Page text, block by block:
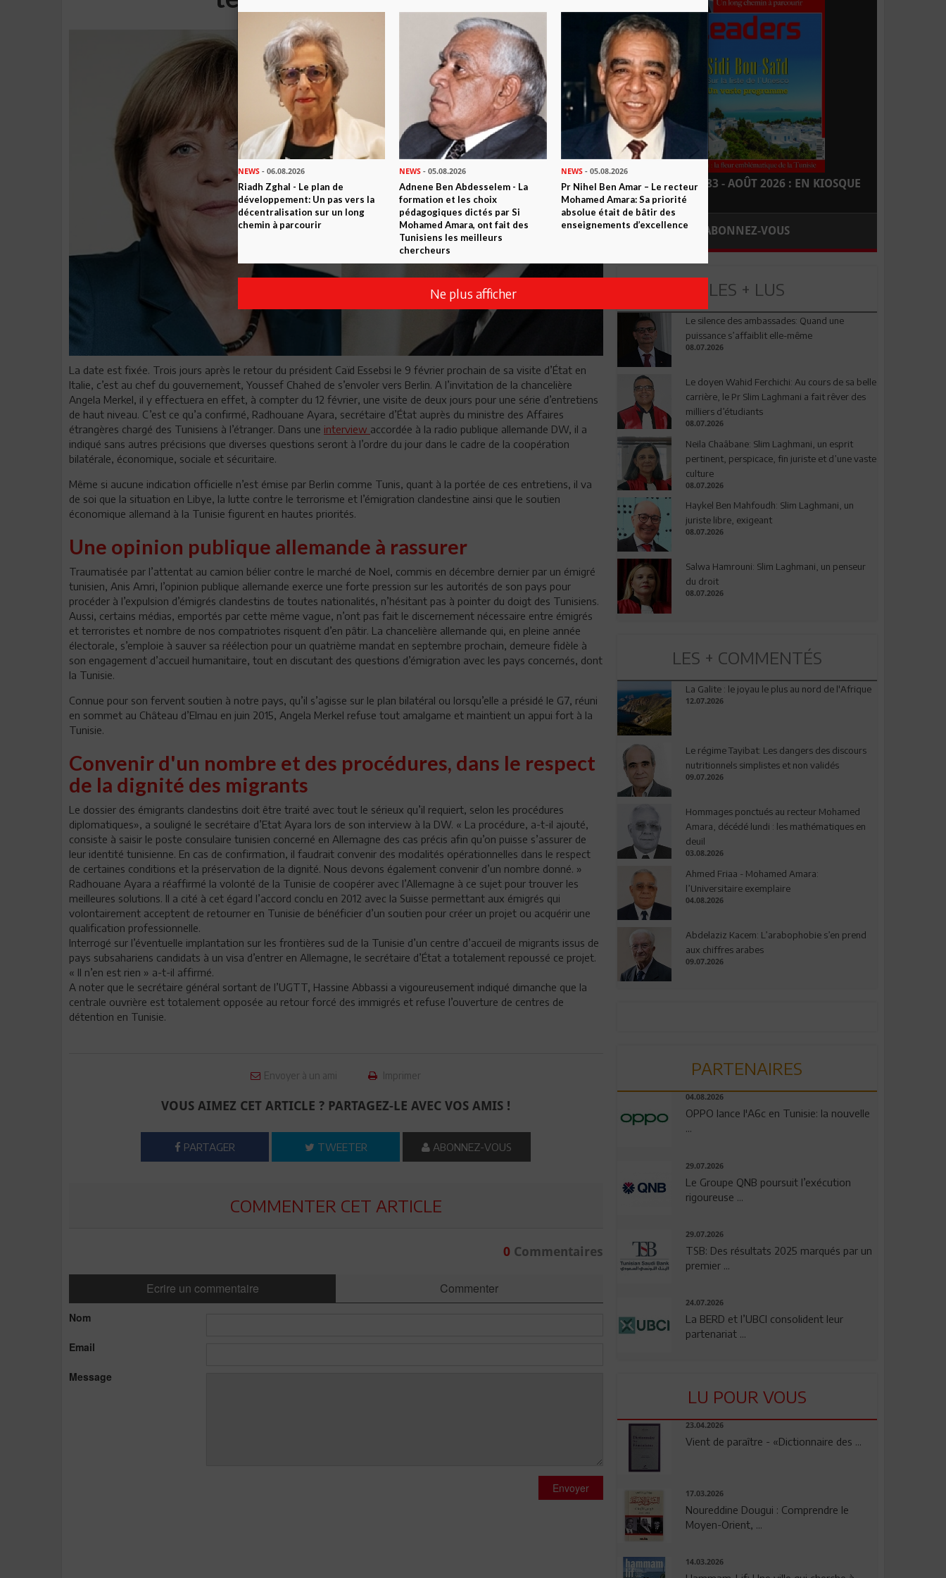
La date est fixée. Trois jours après le retour du président Caïd Essebsi le 9 février prochain de sa visite d’État en
Italie, c’est au chef du gouvernement, Youssef Chahed de s’envoler vers Berlin. A l’invitation de la chancelière
Angela Merkel, il y effectuera en effet, à compter du 12 février, une visite de deux jours pour une série d’entretiens
de haut niveau. C’est ce qu’a confirmé, Radhouane Ayara, secrétaire d’État auprès du ministre des Affaires
étrangères chargé des Tunisiens à l’étranger. Dans une interview accordée à la radio publique allemande DW, il a
indiqué sans autres précisions que diverses questions seront à l’ordre du jour dans le cadre de la coopération
bilatérale, économique, sociale et sécuritaire.
Même si aucune indication officielle n’est émise par Berlin comme Tunis, quant à la portée de ces entretiens, il va
de soi que la situation en Libye, la lutte contre le terrorisme et l’émigration clandestine ainsi que le soutien
économique allemand à la Tunisie figurent en hautes priorités.
Une opinion publique allemande à rassurer
Traumatisée par l’attentat au camion bélier contre le marché de Noel, commis en décembre dernier par un émigré
tunisien, Anis Amri, l’opinion publique allemande exerce une forte pression sur les autorités de son pays pour
procéder à l’expulsion d’émigrés clandestins de toutes nationalités, n’hésitant pas à pointer du doigt des Tunisiens.
Aussi, certains médias, emportés par cette même vague, n’ont pas fait le discernement nécessaire entre émigrés
et terroristes et nombre de nos compatriotes risquent d’en pâtir. La chancelière allemande qui, en pleine année
électorale, s’emploie à sauver sa réélection pour un quatrième mandat en septembre prochain, demeure fidèle à
son engagement d’accueil humanitaire, tout en discutant des questions d’émigration avec les pays concernés, dont
la Tunisie.
Connue pour son fervent soutien à notre pays, qu’il s’agisse sur le plan bilatéral ou lorsqu’elle a présidé le G7, réuni
en sommet au Château d’Elmau en juin 2015, Angela Merkel refuse tout amalgame et maintient un appui fort à la
Tunisie.
Convenir d'un nombre et des procédures, dans le respect
de la dignité des migrants
Le dossier des émigrants clandestins doit être traité avec tout le sérieux qu’il requiert, selon les procédures
diplomatiques», a souligné le secrétaire d’Etat Ayara lors de son interview à la DW. « La procédure, a-t-il ajouté,
consiste à saisir le poste consulaire tunisien concerné en Allemagne des cas précis afin qu’on puisse s’assurer de
leur identité tunisienne. En cas de confirmation, il faudrait convenir des modalités opérationnelles dans le respect
de certaines conditions et la préservation de la dignité. Nous devons également convenir d’un nombre donné. »
Radhouane Ayara a réaffirmé la volonté de la Tunisie de coopérer avec l’Allemagne à ce sujet pour trouver les
meilleures solutions. Il a cité à cet égard l’accord conclu en 2012 avec la Suisse permettant aux émigrés qui
volontairement acceptent de retourner en Tunisie de bénéficier d’un soutien pour créer un projet ou acquérir une
qualification professionnelle.
Interrogé sur l’éventuelle implantation sur les frontières sud de la Tunisie d’un centre d’accueil de migrants issus de
pays subsahariens candidats à un visa d’entrer en Allemagne, le secrétaire d’État a totalement repoussé ce projet.
« Il n’en est rien » a-t-il affirmé.
A noter que le secrétaire général sortant de l’UGTT, Hassine Abbassi a vigoureusement indiqué dimanche que la
centrale ouvrière est totalement opposée au retour forcé des immigrés et refuse l’ouverture de centres de
détention en Tunisie.
Envoyer à un ami Imprimer
VOUS AIMEZ CET ARTICLE ? PARTAGEZ-LE AVEC VOS AMIS !
PARTAGER TWEETER ABONNEZ-VOUS
COMMENTER CET ARTICLE
0Commentaires
Ecrire un commentaire Commenter
Nom
Email
Message
Envoyer
LEADERS N° 183 - AOÛT 2026 : EN KIOSQUE
ABONNEZ-VOUS
LES + LUS
Le silence des ambassades: Quand une
puissance s’affaiblit elle-même
08.07.2026
Le doyen Wahid Ferchichi: Au cours de sa belle
carrière, le Pr Slim Laghmani a fait rêver des
milliers d’étudiants
08.07.2026
Neila Chaâbane: Slim Laghmani, un esprit
pertinent, perspicace, fin juriste et d’une vaste
culture
08.07.2026
Haykel Ben Mahfoudh: Slim Laghmani, un
juriste libre, exigeant
08.07.2026
Salwa Hamrouni: Slim Laghmani, un penseur
du droit
08.07.2026
LES + COMMENTÉS
La Galite : le joyau le plus au nord de l'Afrique
12.07.2026
Le régime Tayibat: Les dangers des discours
nutritionnels simplistes et non validés
09.07.2026
Hommages ponctués au recteur Mohamed
Amara, décédé lundi : les mathématiques en
deuil
03.08.2026
Ahmed Friaa - Mohamed Amara:
l’Universitaire exemplaire
04.08.2026
Abdelaziz Kacem: L’arabophobie s’en prend
aux chiffres arabes
09.07.2026
PARTENAIRES
04.08.2026
OPPO lance l'A6c en Tunisie: la nouvelle
...
29.07.2026
Le Groupe QNB poursuit l’exécution
rigoureuse ...
29.07.2026
TSB: Des résultats 2025 marqués par un
premier ...
24.07.2026
La BERD et l’UBCI consolident leur
partenariat ...
LU POUR VOUS
23.04.2026
Vient de paraître - «Dictionnaire des ...
17.03.2026
Noureddine Dougui : Comprendre le
Moyen-Orient, ...
14.03.2026
NEWS - 06.08.2026
Riadh Zghal - Le plan de
développement: Un pas vers la
décentralisation sur un long
chemin à parcourir
NEWS - 05.08.2026
Adnene Ben Abdesselem - La
formation et les choix
pédagogiques dictés par Si
Mohamed Amara, ont fait des
Tunisiens les meilleurs
chercheurs
NEWS- 05.08.2026
Pr Nihel Ben Amar – Le recteur
Mohamed Amara: Sa priorité
absolue était de bâtir des
enseignements d’excellence
Ne plus afficher